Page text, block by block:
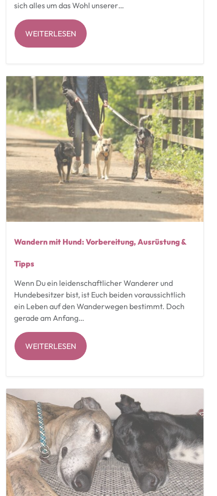
sich alles um das Wohl unserer…
WEITERLESEN
Wandern mit Hund: Vorbereitung, Ausrüstung &
Tipps
Wenn Du ein leidenschaftlicher Wanderer und
Hundebesitzer bist, ist Euch beiden voraussichtlich
ein Leben auf den Wanderwegen bestimmt. Doch
gerade am Anfang…
WEITERLESEN